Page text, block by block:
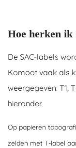
Hoe herken ik
De SAC-labels
Komoot vaak als
weergegeven: T1,
hieronder.
Op papieren
zelden met T-label